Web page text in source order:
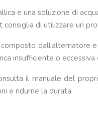
e una soluzione di
di utilizzare un
insufficiente o
il manuale del
e ridurne la durata.